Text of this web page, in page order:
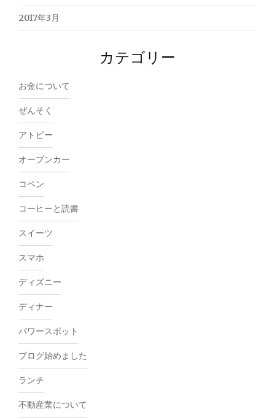
2017年3月
カテゴリー
お金について
ぜんそく
アトピー
オープンカー
コペン
コーヒーと読書
スイーツ
スマホ
ディズニー
ディナー
パワースポット
ブログ始めました
ランチ
不動産業について